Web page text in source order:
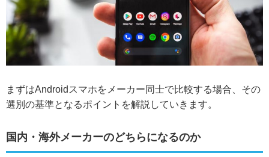
まずはAndroidスマホをメーカー同士で比較する場合、その
選別の基準となるポイントを解説していきます。
国内・海外メーカーのどちらになるのか